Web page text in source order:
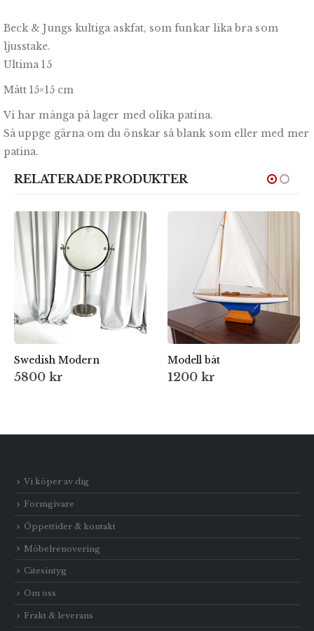
Beck & Jungs kultiga askfat, som funkar lika bra som
ljusstake.
Ultima 15
Mått 15×15 cm
Vi har många på lager med olika patina.
Så uppge gärna om du önskar så blank som eller med mer
patina.
RELATERADE PRODUKTER
Swedish Modern
5800 kr
Modell båt
1200 kr
Vi köper av dig
Formgivare
Öppettider & kontakt
Möbelrenovering
Citesintyg
Om oss
Frakt & leverans